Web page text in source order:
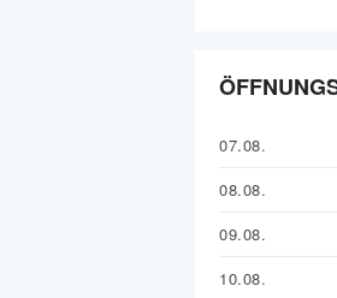
07.08.
08.08.
09.08.
10.08.